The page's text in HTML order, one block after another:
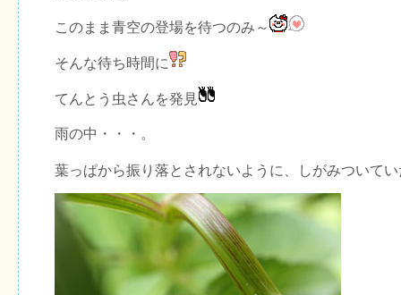
このまま青空の登場を待つのみ～
そんな待ち時間に
てんとう虫さんを発見
雨の中・・・。
葉っぱから振り落とされないように、しがみついて